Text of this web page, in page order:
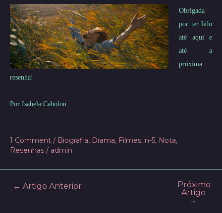
Obrigada
por ter lido
até aqui e
até a
próxima
resenha!
Por Isabela Cabolon.
1 Comment / Biografia, Drama, Filmes, n-5, Nota,
Resenhas / admin
Post← Artigo Anterior
Próximo
Artigo
→